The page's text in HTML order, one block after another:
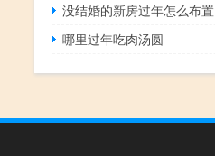
没结婚的新房过年怎么布置
哪里过年吃肉汤圆